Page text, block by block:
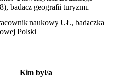
badacz geografii turyzmu
naukowy UŁ, badaczka
Polski
Kim był/a